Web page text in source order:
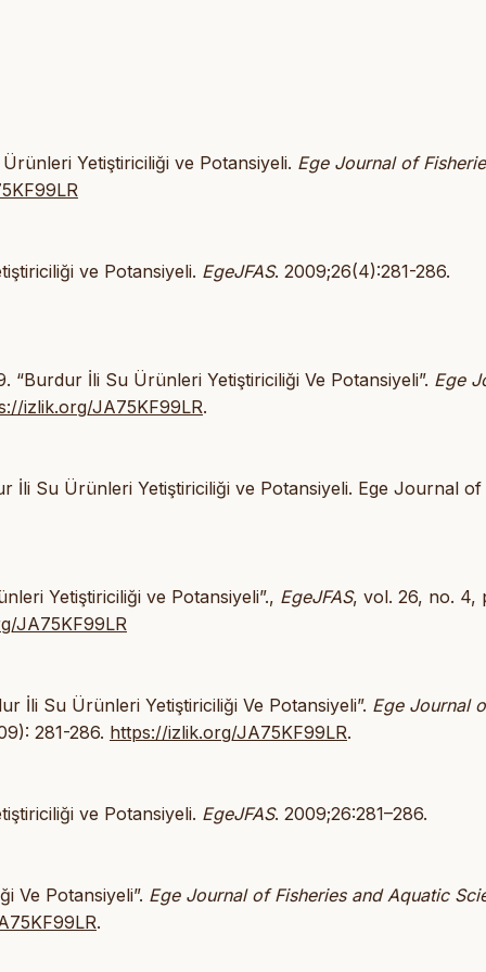
Yetiştiriciliği ve Potansiyeli. Ege Journal of
ve Potansiyeli. EgeJFAS. 2009;26(4):281-286.
İli Su Ürünleri Yetiştiriciliği Ve Potansiyeli”. Ege
izlik.org/JA75KF99LR.
İli Su Ürünleri Yetiştiriciliği ve Potansiyeli. Ege Journal of
Yetiştiriciliği ve Potansiyeli”., EgeJFAS, vol. 26, no. 4,
JA75KF99LR
İli Su Ürünleri Yetiştiriciliği Ve Potansiyeli”. Ege Journal
281-286. https://izlik.org/JA75KF99LR.
ve Potansiyeli. EgeJFAS. 2009;26:281–286.
Ve Potansiyeli”. Ege Journal of Fisheries and Aquatic
.